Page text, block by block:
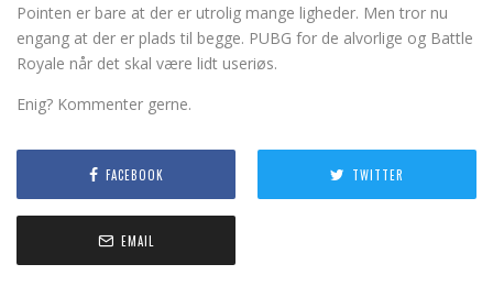
Pointen er bare at der er utrolig mange ligheder. Men tror nu
engang at der er plads til begge. PUBG for de alvorlige og Battle
Royale når det skal være lidt useriøs.
Enig? Kommenter gerne.
FACEBOOK TWITTER
EMAIL